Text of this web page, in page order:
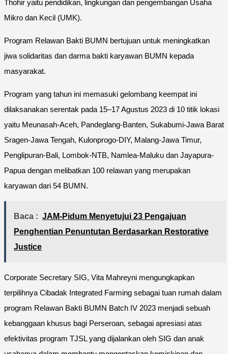
Thohir yaitu pendidikan, lingkungan dan pengembangan Usaha
Mikro dan Kecil (UMK).
Program Relawan Bakti BUMN bertujuan untuk meningkatkan
jiwa solidaritas dan darma bakti karyawan BUMN kepada
masyarakat.
Program yang tahun ini memasuki gelombang keempat ini
dilaksanakan serentak pada 15–17 Agustus 2023 di 10 titik lokasi
yaitu Meunasah-Aceh, Pandeglang-Banten, Sukabumi-Jawa Barat
Sragen-Jawa Tengah, Kulonprogo-DIY, Malang-Jawa Timur,
Penglipuran-Bali, Lombok-NTB, Namlea-Maluku dan Jayapura-
Papua dengan melibatkan 100 relawan yang merupakan
karyawan dari 54 BUMN.
Baca : JAM-Pidum Menyetujui 23 Pengajuan
Penghentian Penuntutan Berdasarkan Restorative
Justice
Corporate Secretary SIG, Vita Mahreyni mengungkapkan
terpilihnya Cibadak Integrated Farming sebagai tuan rumah dalam
program Relawan Bakti BUMN Batch IV 2023 menjadi sebuah
kebanggaan khusus bagi Perseroan, sebagai apresiasi atas
efektivitas program TJSL yang dijalankan oleh SIG dan anak